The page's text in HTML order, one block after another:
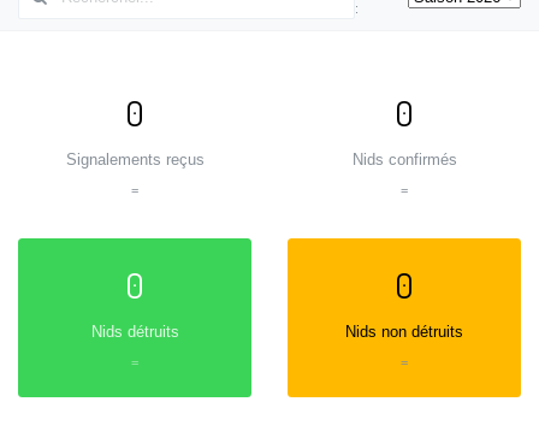
:
0
Signalements reçus
=
0
Nids confirmés
=
0
Nids détruits
=
0
Nids non détruits
=